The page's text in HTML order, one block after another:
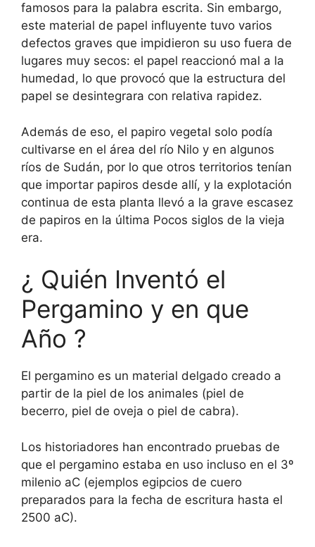
famosos para la palabra escrita. Sin embargo,
este material de papel influyente tuvo varios
defectos graves que impidieron su uso fuera de
lugares muy secos: el papel reaccionó mal a la
humedad, lo que provocó que la estructura del
papel se desintegrara con relativa rapidez.
Además de eso, el papiro vegetal solo podía
cultivarse en el área del río Nilo y en algunos
ríos de Sudán, por lo que otros territorios tenían
que importar papiros desde allí, y la explotación
continua de esta planta llevó a la grave escasez
de papiros en la última Pocos siglos de la vieja
era.
¿ Quién Inventó el
Pergamino y en que
Año ?
El pergamino es un material delgado creado a
partir de la piel de los animales (piel de
becerro, piel de oveja o piel de cabra).
Los historiadores han encontrado pruebas de
que el pergamino estaba en uso incluso en el 3º
milenio aC (ejemplos egipcios de cuero
preparados para la fecha de escritura hasta el
2500 aC).